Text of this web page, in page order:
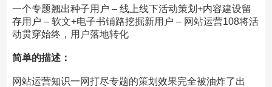
一个专题翘出种子用户 – 线上线下活动策划+内容建设留
存用户 – 软文+电子书铺路挖掘新用户 – 网站运营108将活
动贯穿始终，用户落地转化
简单的描述：
网站运营知识一网打尽专题的策划效果完全被油炸了出